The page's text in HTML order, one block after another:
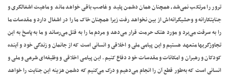
ترور را مرتکب نمی‌شد، همچنان همان دشمن پلید و غاصب باقی خواهد ماند و ماهیت اشغالگری و
جنایتکارانه و وحشیگرانه‌اش از بین نخواهد رفت زیرا همچنان خاک ما را در اشغال دارد و مقدسات ما
را به سرقت می‌برد و مورد هتک حرمت قرار می‌دهد و مردم ما را به قتل می‌رساند و ما به پاسخ به این
تجاوزگریها متعهد هستیم و این پیامی ملی و اخلاقی و انسانی است که از جانمان و زندگی خود و آینده
کودکان و رهبران و امکانات و مقدسات خود دفاع کنیم. این پیامی اخلاقی و وظیفه‌ای شرعی و ملی و
انسانی است که به‌طور قطع آن را انجام می‌دهیم و درک می‌کنیم که دشمن هزینه این جنایت را خواهد